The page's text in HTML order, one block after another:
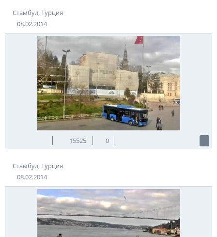
Стамбул, Турция
08.02.2014
15525 0
Стамбул, Турция
08.02.2014